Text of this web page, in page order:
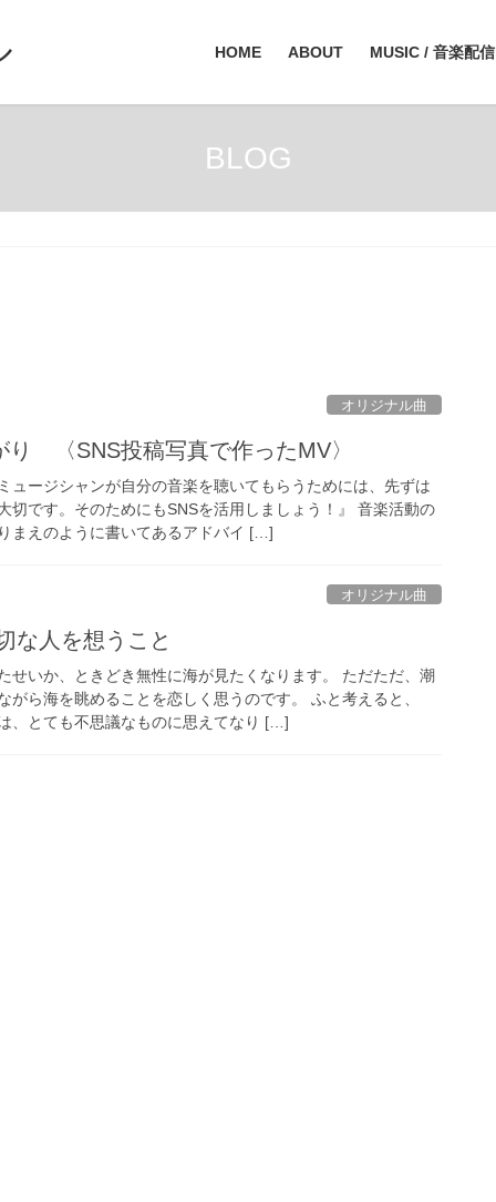
HOME ABOUT MUSIC / 音楽配信
BLOG
オリジナル曲
り 〈SNS投稿写真で作ったMV〉
ージシャンが自分の音楽を聴いてもらうためには、先ずは
切です。そのためにもSNSを活用しましょう！』 音楽活動の
まえのように書いてあるアドバイ […]
オリジナル曲
な人を想うこと
いか、ときどき無性に海が見たくなります。 ただただ、潮
がら海を眺めることを恋しく思うのです。 ふと考えると、
、とても不思議なものに思えてなり […]